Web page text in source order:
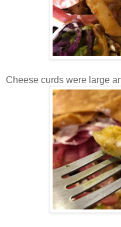
Cheese curds were large